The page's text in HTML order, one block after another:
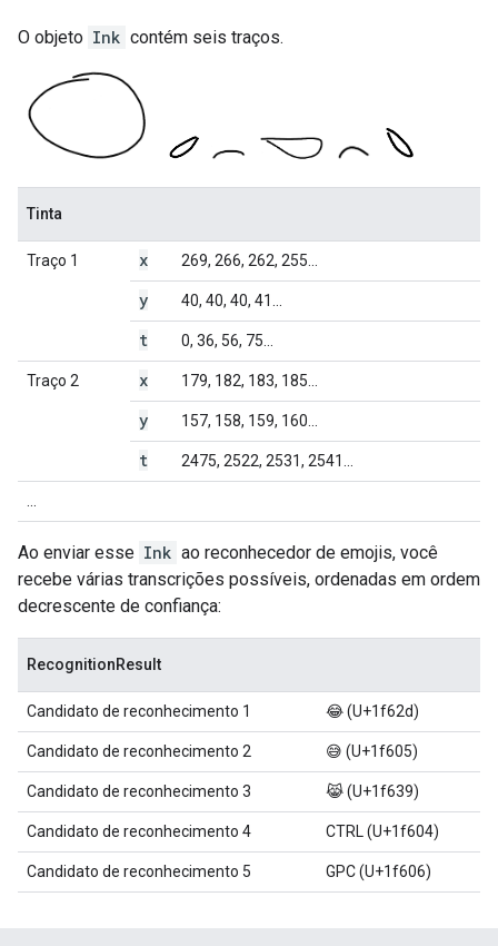
O objeto Ink contém seis traços.
Tinta
Traço 1 x 269, 266, 262, 255...
y 40, 40, 40, 41...
t 0, 36, 56, 75...
Traço 2 x 179, 182, 183, 185...
y 157, 158, 159, 160...
t 2475, 2522, 2531, 2541...
Ao enviar esse Ink ao reconhecedor de emojis, você
recebe várias transcrições possíveis, ordenadas em ordem
decrescente de confiança:
RecognitionResult
Candidato de reconhecimento 1 😂 (U+1f62d)
Candidato de reconhecimento 2 😅 (U+1f605)
Candidato de reconhecimento 3 😹 (U+1f639)
Candidato de reconhecimento 4 CTRL (U+1f604)
Candidato de reconhecimento 5 GPC (U+1f606)